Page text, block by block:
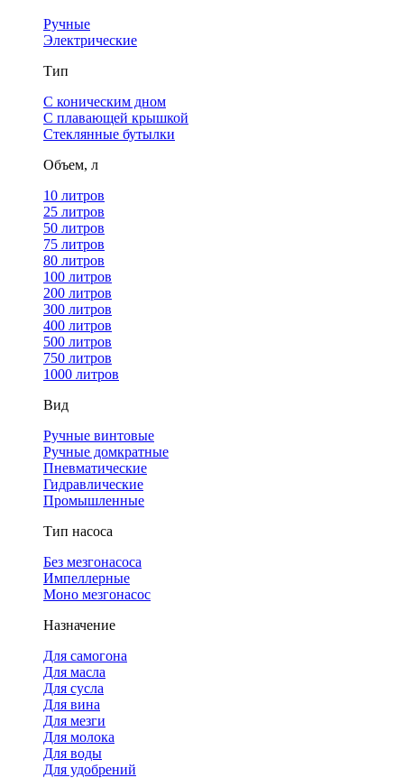
Ручные
Электрические
Тип
С коническим дном
С плавающей крышкой
Стеклянные бутылки
Объем, л
10 литров
25 литров
50 литров
75 литров
80 литров
100 литров
200 литров
300 литров
400 литров
500 литров
750 литров
1000 литров
Вид
Ручные винтовые
Ручные домкратные
Пневматические
Гидравлические
Промышленные
Тип насоса
Без мезгонасоса
Импеллерные
Моно мезгонасос
Назначение
Для самогона
Для масла
Для сусла
Для вина
Для мезги
Для молока
Для воды
Для удобрений